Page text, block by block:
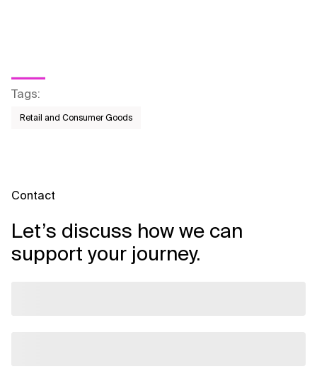
Tags:
Retail and Consumer Goods
Contact
Let’s discuss how we can
support your journey.